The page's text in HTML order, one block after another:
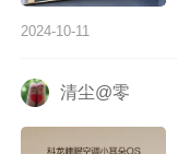
2024-10-11
清尘@零